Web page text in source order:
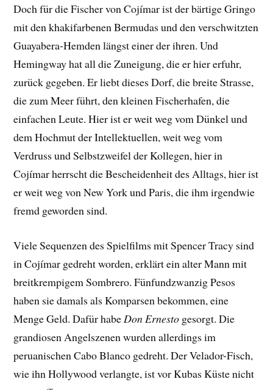
Doch für die Fischer von Cojímar ist der bärtige Gringo
mit den khakifarbenen Bermudas und den verschwitzten
Guayabera-Hemden längst einer der ihren. Und
Hemingway hat all die Zuneigung, die er hier erfuhr,
zurück gegeben. Er liebt dieses Dorf, die breite Strasse,
die zum Meer führt, den kleinen Fischerhafen, die
einfachen Leute. Hier ist er weit weg vom Dünkel und
dem Hochmut der Intellektuellen, weit weg vom
Verdruss und Selbstzweifel der Kollegen, hier in
Cojímar herrscht die Bescheidenheit des Alltags, hier ist
er weit weg von New York und Paris, die ihm irgendwie
fremd geworden sind.
Viele Sequenzen des Spielfilms mit Spencer Tracy sind
in Cojímar gedreht worden, erklärt ein alter Mann mit
breitkrempigem Sombrero. Fünfundzwanzig Pesos
haben sie damals als Komparsen bekommen, eine
Menge Geld. Dafür habe Don Ernesto gesorgt. Die
grandiosen Angelszenen wurden allerdings im
peruanischen Cabo Blanco gedreht. Der Velador-Fisch,
wie ihn Hollywood verlangte, ist vor Kubas Küste nicht